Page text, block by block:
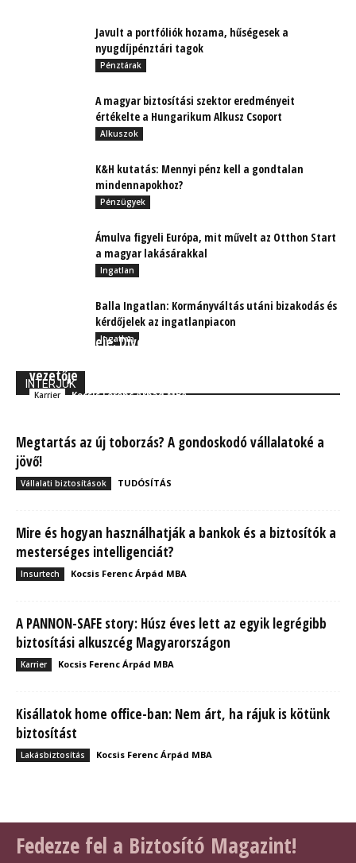
Javult a portfóliók hozama, hűségesek a
nyugdíjpénztári tagok
Pénztárak
A magyar biztosítási szektor eredményeit
értékelte a Hungarikum Alkusz Csoport
Alkuszok
K&H kutatás: Mennyi pénz kell a gondtalan
mindennapokhoz?
Pénzügyek
Ámulva figyeli Európa, mit művelt az Otthon Start
a magyar lakásárakkal
Ingatlan
Balla Ingatlan: Kormányváltás utáni bizakodás és
kérdőjelek az ingatlanpiacon
Ingatlan
INTERJÚK
Az álmok ereje: Divéki Zoltán az álmai és a
vezetője
Karrier Kocsis Ferenc Árpád MBA
Megtartás az új toborzás? A gondoskodó vállalatoké a
jövő!
Vállalati biztosítások TUDÓSÍTÁS
Mire és hogyan használhatják a bankok és a biztosítók a
mesterséges intelligenciát?
Insurtech Kocsis Ferenc Árpád MBA
A PANNON-SAFE story: Húsz éves lett az egyik legrégibb
biztosítási alkuszcég Magyarországon
Karrier Kocsis Ferenc Árpád MBA
Kisállatok home office-ban: Nem árt, ha rájuk is kötünk
biztosítást
Lakásbiztosítás Kocsis Ferenc Árpád MBA
Fedezze fel a Biztosító Magazint!